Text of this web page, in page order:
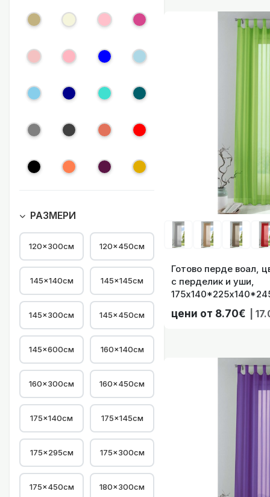
РАЗМЕРИ
120×300см 120×450см
145×140см 145×145см
145×300см 145×450см
145×600см 160×140см
160×300см 160×450см
175×140см 175×145см
175×295см 175×300см
175×450см 180×300см
Готово перде воал,
с перделик и уши,
цени от 8.70€ |
Готово
Готово
Готово перде
Готово